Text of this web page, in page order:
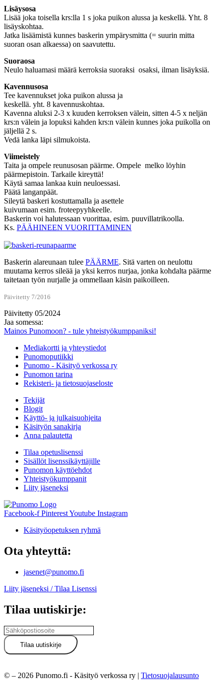
Lisäysosa
Lisää joka toisella krs:lla 1 s joka puikon alussa ja keskellä. Yht. 8
lisäyskohtaa.
Jatka lisäämistä kunnes baskerin ympärysmitta (= suurin mitta
suoran osan alkaessa) on saavutettu.
Suoraosa
Neulo haluamasi määrä kerroksia suoraksi osaksi, ilman lisäyksiä.
Kavennusosa
Tee kavennukset joka puikon alussa ja
keskellä. yht. 8 kavennuskohtaa.
Kavenna aluksi 2-3 x kuuden kerroksen välein, sitten 4-5 x neljän
krs:n välein ja lopuksi kahden krs:n välein kunnes joka puikolla on
jäljellä 2 s.
Vedä lanka läpi silmukoista.
Viimeistely
Taita ja ompele reunusosan päärme. Ompele melko löyhin
päärmepistoin. Tarkaile kireyttä!
Käytä samaa lankaa kuin neuloessasi.
Päätä langanpäät.
Sileytä baskeri kostuttamalla ja asettele
kuivumaan esim. froteepyyhkeelle.
Baskerin voi halutessaan vuorittaa, esim. puuvillatrikoolla.
Ks. PÄÄHINEEN VUORITTAMINEN
Baskerin alareunaan tulee PÄÄRME. Sitä varten on neulottu
muutama kerros sileää ja yksi kerros nurjaa, jonka kohdalta päärme
taitetaan työn nurjalle ja ommellaan käsin paikoilleen.
Päivitetty 7/2016
Päivitetty 05/2024
Jaa somessa:
Mainos Punomoon? - tule yhteistyökumppaniksi!
Mediakortti ja yhteystiedot
Punomoputiikki
Punomo - Käsityö verkossa ry
Punomon tarina
Rekisteri- ja tietosuojaseloste
Tekijät
Blogit
Käyttö- ja julkaisuohjeita
Käsityön sanakirja
Anna palautetta
Tilaa opetuslisenssi
Sisällöt lisenssikäyttäjille
Punomon käyttöehdot
Yhteistyökumppanit
Liity jäseneksi
Facebook-f PinterestYoutube Instagram
Käsityöopetuksen ryhmä
Ota yhteyttä:
jasenet@punomo.fi
Liity jäseneksi / Tilaa Lisenssi
Tilaa uutiskirje:
© – 2026 Punomo.fi - Käsityö verkossa ry | Tietosuojalausunto